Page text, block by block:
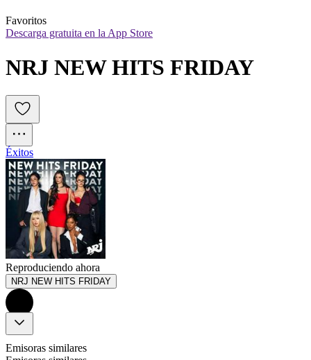
Favoritos
Descarga gratuita en la App Store
NRJ NEW HITS FRIDAY
Éxitos
Reproduciendo ahora
NRJ NEW HITS FRIDAY
Emisoras similares